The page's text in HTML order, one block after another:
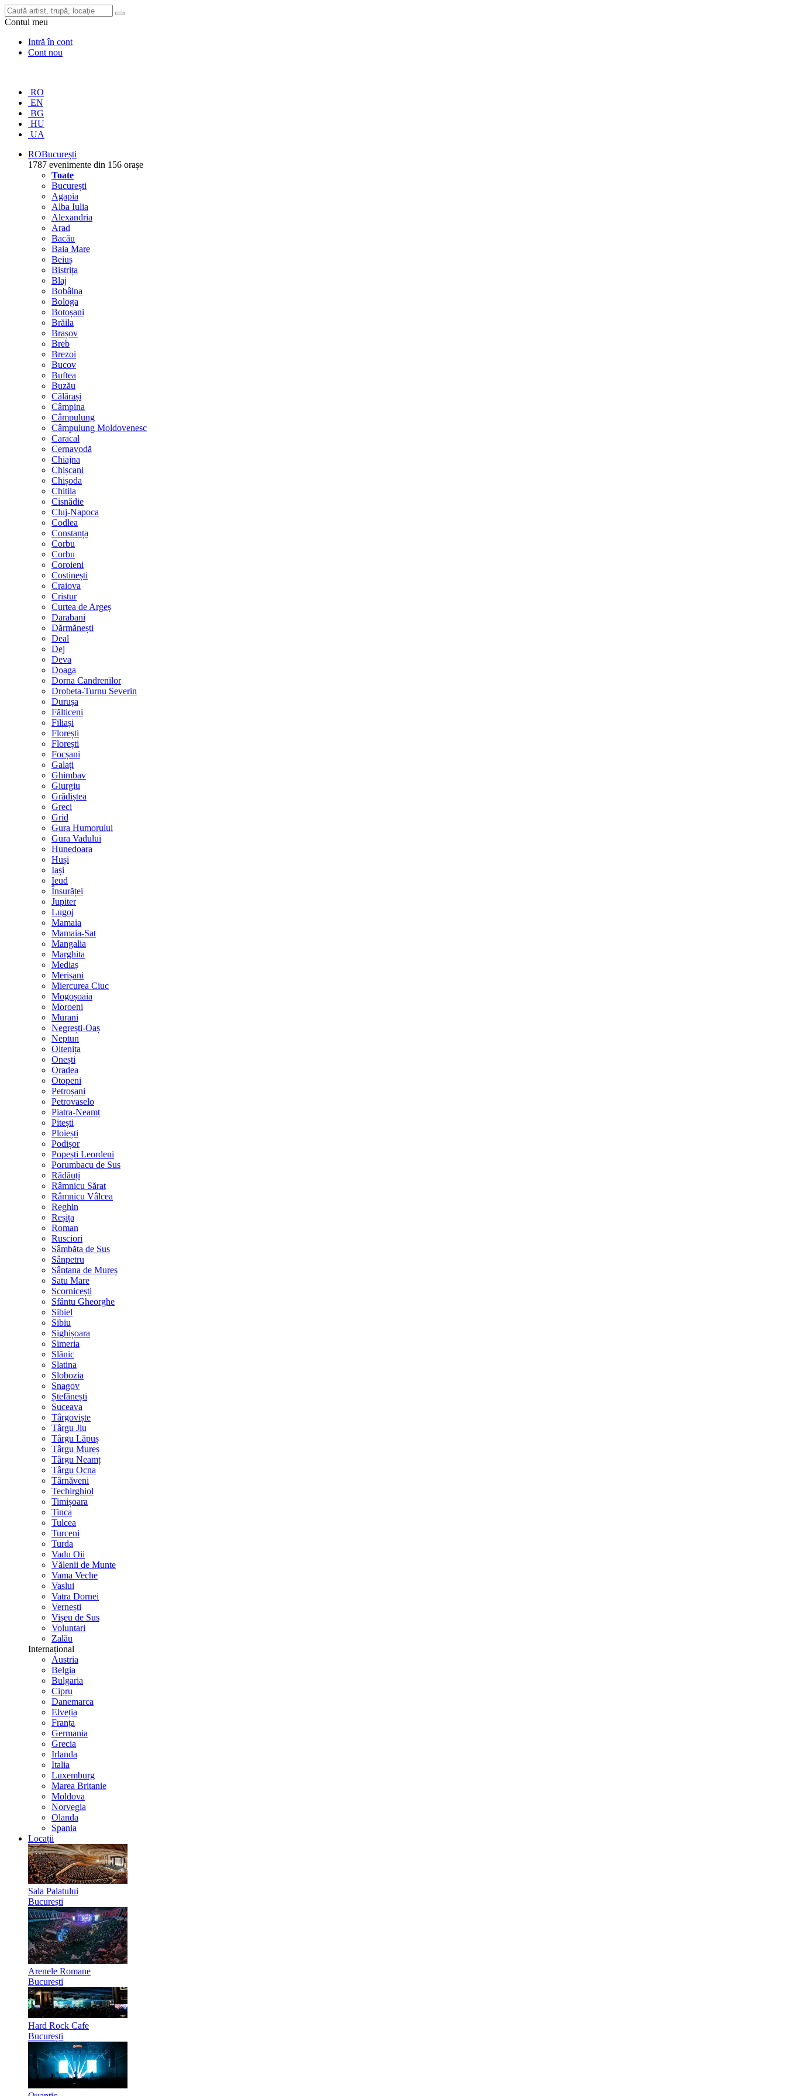
Contul meu
Intră în cont
Cont nou
RO
EN
BG
HU
UA
ROBucurești
1787 evenimente din 156 orașe
Toate
București
Agapia
Alba Iulia
Alexandria
Arad
Bacău
Baia Mare
Beiuș
Bistrița
Blaj
Bobâlna
Bologa
Botoșani
Brăila
Brașov
Breb
Brezoi
Bucov
Buftea
Buzău
Călărași
Câmpina
Câmpulung
Câmpulung Moldovenesc
Caracal
Cernavodă
Chiajna
Chișcani
Chișoda
Chitila
Cisnădie
Cluj-Napoca
Codlea
Constanța
Corbu
Corbu
Coroieni
Costinești
Craiova
Cristur
Curtea de Argeș
Darabani
Dărmănești
Deal
Dej
Deva
Doaga
Dorna Candrenilor
Drobeta-Turnu Severin
Durușa
Fălticeni
Filiași
Florești
Florești
Focșani
Galați
Ghimbav
Giurgiu
Grădiștea
Greci
Grid
Gura Humorului
Gura Vadului
Hunedoara
Huși
Iași
Ieud
Însurăței
Jupiter
Lugoj
Mamaia
Mamaia-Sat
Mangalia
Marghita
Mediaș
Merișani
Miercurea Ciuc
Mogoșoaia
Moroeni
Murani
Negrești-Oaș
Neptun
Oltenița
Onești
Oradea
Otopeni
Petroșani
Petrovaselo
Piatra-Neamț
Pitești
Ploiești
Podișor
Popești Leordeni
Porumbacu de Sus
Rădăuți
Râmnicu Sărat
Râmnicu Vâlcea
Reghin
Reșița
Roman
Rusciori
Sâmbăta de Sus
Sânpetru
Sântana de Mureș
Satu Mare
Scornicești
Sfântu Gheorghe
Sibiel
Sibiu
Sighișoara
Simeria
Slănic
Slatina
Slobozia
Snagov
Ștefănești
Suceava
Târgoviște
Târgu Jiu
Târgu Lăpuș
Târgu Mureș
Târgu Neamț
Târgu Ocna
Târnăveni
Techirghiol
Timișoara
Tinca
Tulcea
Turceni
Turda
Vadu Oii
Vălenii de Munte
Vama Veche
Vaslui
Vatra Dornei
Vernești
Vișeu de Sus
Voluntari
Zalău
Internațional
Austria
Belgia
Bulgaria
Cipru
Danemarca
Elveția
Franța
Germania
Grecia
Irlanda
Italia
Luxemburg
Marea Britanie
Moldova
Norvegia
Olanda
Spania
Locații
Sala Palatului
București
Arenele Romane
București
Hard Rock Cafe
București